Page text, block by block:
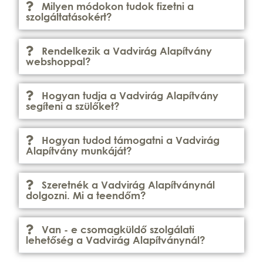
Milyen módokon tudok fizetni a
szolgáltatásokért?
Rendelkezik a Vadvirág Alapítvány
webshoppal?
Hogyan tudja a Vadvirág Alapítvány
segíteni a szülőket?
Hogyan tudod támogatni a Vadvirág
Alapítvány munkáját?
Szeretnék a Vadvirág Alapítványnál
dolgozni. Mi a teendőm?
Van - e csomagküldő szolgálati
lehetőség a Vadvirág Alapítványnál?